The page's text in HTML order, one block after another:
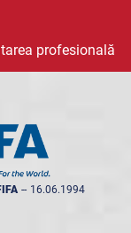
profesională
-- 16.06.1994